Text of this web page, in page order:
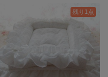
残り1点